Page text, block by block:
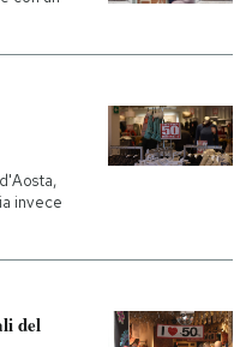
Media
Mondiali calcio 2026
invece
del